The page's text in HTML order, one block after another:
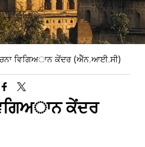
ਵਿਗਿਅਾਨ ਕੇਂਦਰ (ਐੱਨ.ਆਈ.ਸੀ)
ਕੇਂਦਰ